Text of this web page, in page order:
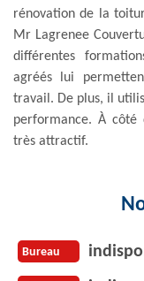
rénovation de la
Mr Lagrenee
différentes
agréés lui
travail. De plus, il
performance. À
très attractif.
Bureau